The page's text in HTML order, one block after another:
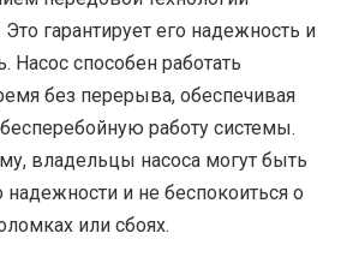
гарантирует его надежность и
Насос способен работать
без перерыва, обеспечивая
работу системы.
владельцы насоса могут быть
и не беспокоиться о
или сбоях.